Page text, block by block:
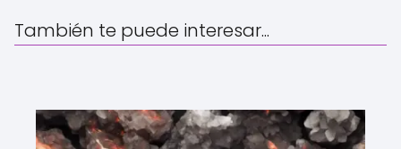
También te puede interesar...